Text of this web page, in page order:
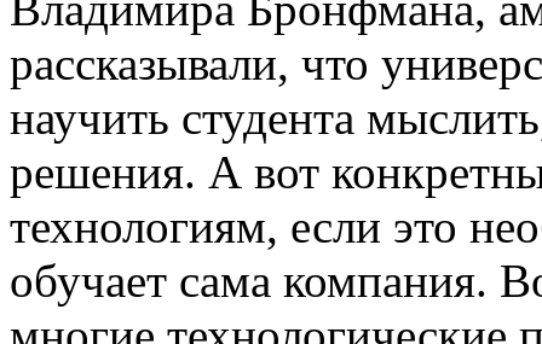
рассказывали, что
научить студента
решения. А вот
технологиям, если это
обучает сама компания.